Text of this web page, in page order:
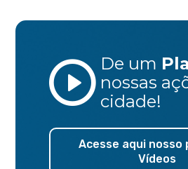
De um
nossas
cidade!
Acesse aqui nosso
Vídeos